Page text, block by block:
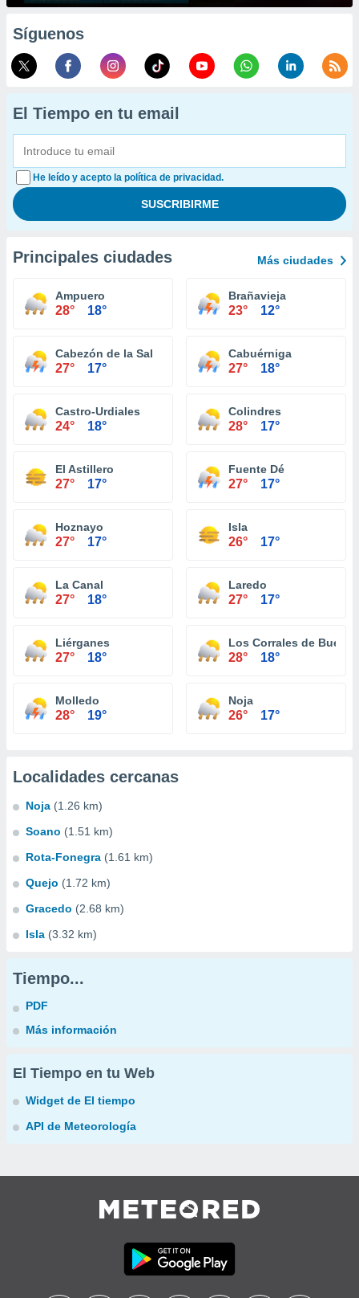
Síguenos
El Tiempo en tu email
He leído y acepto la política de privacidad.
Principales ciudades Más ciudades
Ampuero
28° 18°
Brañavieja
23° 12°
Cabezón de la Sal
27° 17°
Cabuérniga
27° 18°
Castro-Urdiales
24° 18°
Colindres
28° 17°
El Astillero
27° 17°
Fuente Dé
27° 17°
Hoznayo
27° 17°
Isla
26° 17°
La Canal
27° 18°
Laredo
27° 17°
Liérganes
27° 18°
Los Corrales de Buelna
28° 18°
Molledo
28° 19°
Noja
26° 17°
Localidades cercanas
Noja (1.26 km)
Soano (1.51 km)
Rota-Fonegra (1.61 km)
Quejo (1.72 km)
Gracedo (2.68 km)
Isla (3.32 km)
Tiempo...
PDF
Más información
El Tiempo en tu Web
Widget de El tiempo
API de Meteorología